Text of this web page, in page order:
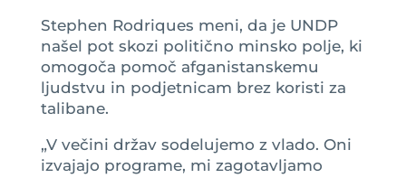
Stephen Rodriques meni, da je UNDP
našel pot skozi politično minsko polje, ki
omogoča pomoč afganistanskemu
ljudstvu in podjetnicam brez koristi za
talibane.
„V večini držav sodelujemo z vlado. Oni
izvajajo programe, mi zagotavljamo